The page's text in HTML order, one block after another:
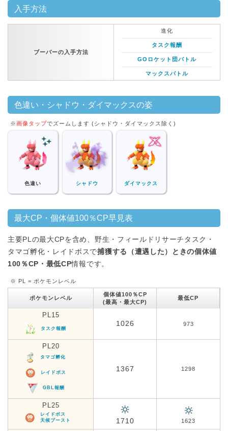
入手方法
ブーバーの入手方法
進化
タスク報酬
GOロケット団バトル
マックスバトル
色違い・シャドウ・ダイマックスの姿
※画像タップでズームします (シャドウ・ダイマックス除く)
色違い シャドウ ダイマックス
最大CP・個体値100％CP早見表
主要PLの最大CPを含め、野生・フィールドリサーチタスク・
タマゴ孵化・レイドボスで捕獲する（遭遇した）ときの個体値
100％CP・最低CP情報です。
※ PL = ポケモンレベル
ポケモンレベル
個体値100％CP
(最高・最大CP)
最低CP
PL15
タスク報酬
1026 973
PL20
タマゴ孵化
レイドボス
GBL報酬
1367 1298
PL25
レイドボス
天候ブースト
1710 1623